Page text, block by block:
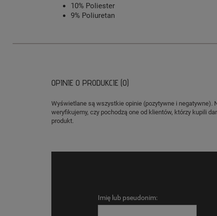
10% Poliester
9% Poliuretan
OPINIE O PRODUKCIE (0)
Wyświetlane są wszystkie opinie (pozytywne i negatywne).
weryfikujemy, czy pochodzą one od klientów, którzy kupili
produkt.
Imię lub pseudonim: